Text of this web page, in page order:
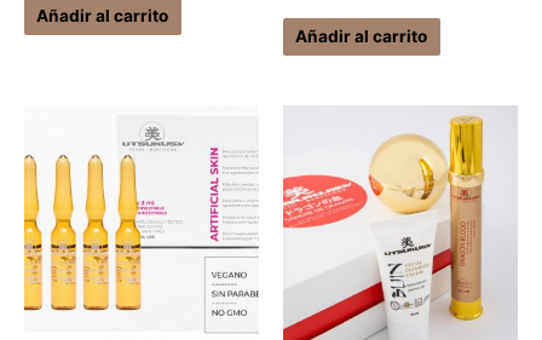
Añadir al carrito
Añadir al carrito